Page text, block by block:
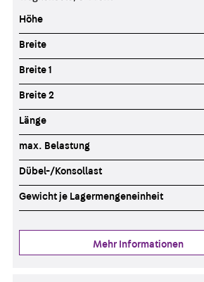
Höhe
Breite
Breite 1
Breite 2
Länge
max. Belastung
Dübel-/Konsollast
Gewicht je Lagermengeneinheit
Mehr Informationen